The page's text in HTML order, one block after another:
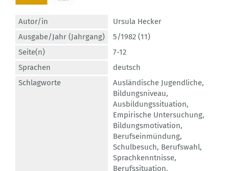
Autor/in
Ursula Hecker
Ausgabe/Jahr (Jahrgang)
5/1982 (11)
Seite(n)
7-12
Sprachen
deutsch
Schlagworte
Ausländische Jugendliche,
Bildungsniveau,
Ausbildungssituation,
Empirische Untersuchung,
Bildungsmotivation,
Berufseinmündung,
Schulbesuch, Berufswahl,
Sprachkenntnisse,
Berufssituation,